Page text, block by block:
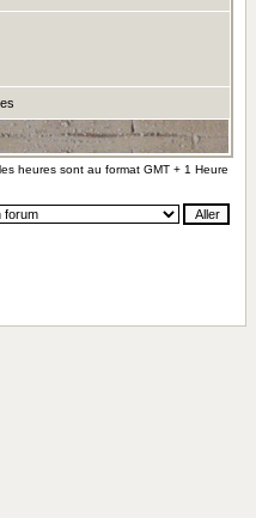
heures sont au format GMT + 1 Heure